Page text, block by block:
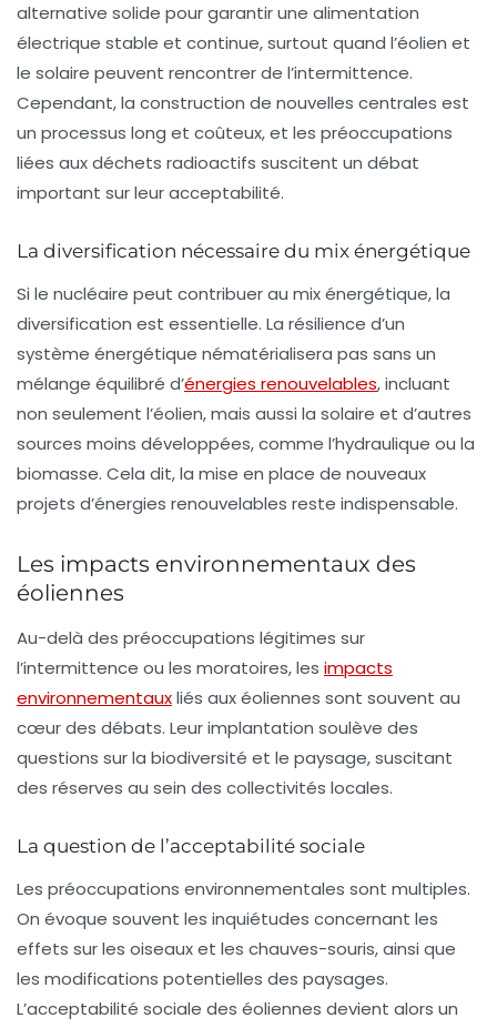
alternative solide pour garantir une alimentation
électrique stable et continue, surtout quand l’éolien et
le solaire peuvent rencontrer de l’intermittence.
Cependant, la construction de nouvelles centrales est
un processus long et coûteux, et les préoccupations
liées aux déchets radioactifs suscitent un débat
important sur leur acceptabilité.
La diversification nécessaire du mix énergétique
Si le nucléaire peut contribuer au mix énergétique, la
diversification est essentielle. La résilience d’un
système énergétique nématérialisera pas sans un
mélange équilibré d’énergies renouvelables, incluant
non seulement l’éolien, mais aussi la solaire et d’autres
sources moins développées, comme l’hydraulique ou la
biomasse. Cela dit, la mise en place de nouveaux
projets d’énergies renouvelables reste indispensable.
Les impacts environnementaux des
éoliennes
Au-delà des préoccupations légitimes sur
l’intermittence ou les moratoires, les impacts
environnementauxliés aux éoliennes sont souvent au
cœur des débats. Leur implantation soulève des
questions sur la biodiversité et le paysage, suscitant
des réserves au sein des collectivités locales.
La question de l’acceptabilité sociale
Les préoccupations environnementales sont multiples.
On évoque souvent les inquiétudes concernant les
effets sur les oiseaux et les chauves-souris, ainsi que
les modifications potentielles des paysages.
L’acceptabilité sociale des éoliennes devient alors un